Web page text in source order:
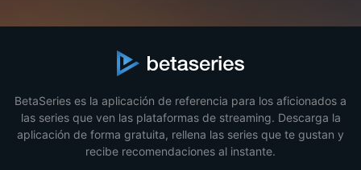
BetaSeries es la aplicación de referencia para los aficionados a
las series que ven las plataformas de streaming. Descarga la
aplicación de forma gratuita, rellena las series que te gustan y
recibe recomendaciones al instante.